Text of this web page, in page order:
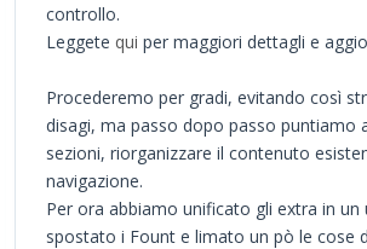
controllo.
Leggete qui per maggiori dettagli e
Procederemo per gradi, evitando così
disagi, ma passo dopo passo puntiamo
sezioni, riorganizzare il contenuto
navigazione.
Per ora abbiamo unificato gli extra in un
spostato i Fount e limato un pò le cose